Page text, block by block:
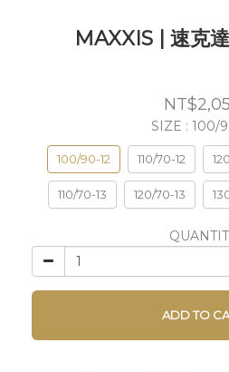
MAXXIS | 速克
SIZE : 100/
100/90-12 110/70-12
110/70-13 120/70-13
ADD TO